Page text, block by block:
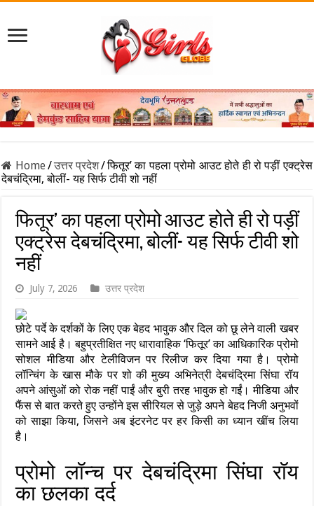
Home/उत्तर प्रदेश/फितूर’ का पहला प्रोमो आउट होते ही रो पड़ीं एक्ट्रेस
देबचंद्रिमा, बोलीं- यह सिर्फ टीवी शो नहीं
फितूर’ का पहला प्रोमो आउट होते ही रो पड़ीं
एक्ट्रेस देबचंद्रिमा, बोलीं- यह सिर्फ टीवी शो
नहीं
July 7, 2026 उत्तर प्रदेश
छोटे पर्दे के दर्शकों के लिए एक बेहद भावुक और दिल को छू लेने वाली खबर
सामने आई है। बहुप्रतीक्षित नए धारावाहिक ‘फितूर’ का आधिकारिक प्रोमो
सोशल मीडिया और टेलीविजन पर रिलीज कर दिया गया है। प्रोमो
लॉन्चिंग के खास मौके पर शो की मुख्य अभिनेत्री देबचंद्रिमा सिंघा रॉय
अपने आंसुओं को रोक नहीं पाईं और बुरी तरह भावुक हो गईं। मीडिया और
फैंस से बात करते हुए उन्होंने इस सीरियल से जुड़े अपने बेहद निजी अनुभवों
को साझा किया, जिसने अब इंटरनेट पर हर किसी का ध्यान खींच लिया
है।
प्रोमो लॉन्च पर देबचंद्रिमा सिंघा रॉय
का छलका दर्द